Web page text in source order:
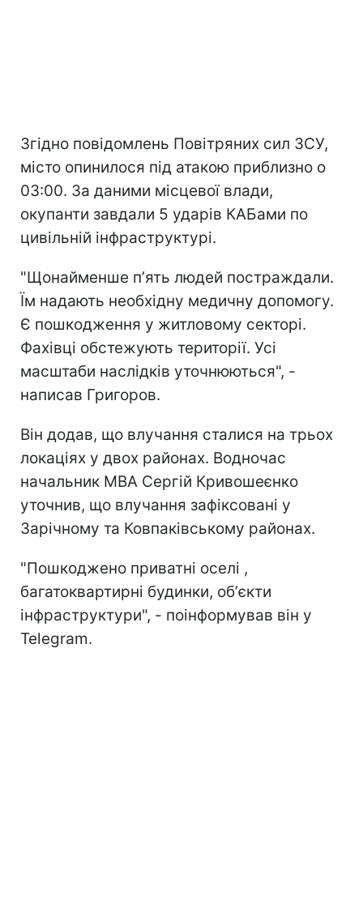
Згідно повідомлень Повітряних сил ЗСУ,
місто опинилося під атакою приблизно о
03:00. За даними місцевої влади,
окупанти завдали 5 ударів КАБами по
цивільній інфраструктурі.
"Щонайменше пʼять людей постраждали.
Їм надають необхідну медичну допомогу.
Є пошкодження у житловому секторі.
Фахівці обстежують території. Усі
масштаби наслідків уточнюються", -
написав Григоров.
Він додав, що влучання сталися на трьох
локаціях у двох районах. Водночас
начальник МВА Сергій Кривошеєнко
уточнив, що влучання зафіксовані у
Зарічному та Ковпаківському районах.
"Пошкоджено приватні оселі ,
багатоквартирні будинки, обʼєкти
інфраструктури", - поінформував він у
Telegram.